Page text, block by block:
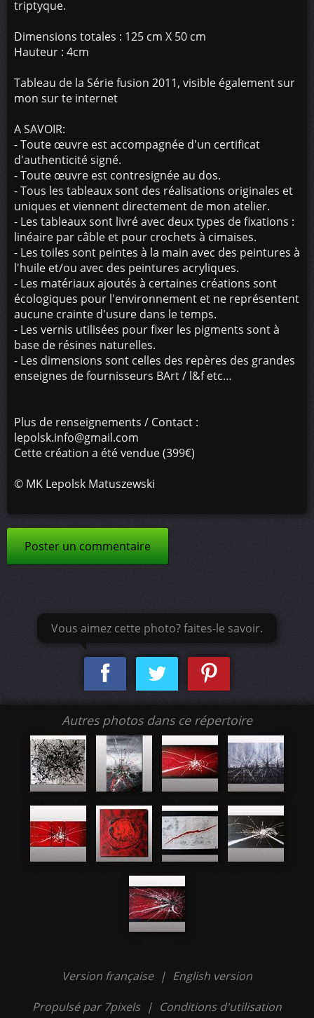
triptyque.
Dimensions totales : 125 cm X 50 cm
Hauteur : 4cm
Tableau de la Série fusion 2011, visible également sur
mon sur te internet
A SAVOIR:
- Toute œuvre est accompagnée d'un certificat
d'authenticité signé.
- Toute œuvre est contresignée au dos.
- Tous les tableaux sont des réalisations originales et
uniques et viennent directement de mon atelier.
- Les tableaux sont livré avec deux types de fixations :
linéaire par câble et pour crochets à cimaises.
- Les toiles sont peintes à la main avec des peintures à
l'huile et/ou avec des peintures acryliques.
- Les matériaux ajoutés à certaines créations sont
écologiques pour l'environnement et ne représentent
aucune crainte d'usure dans le temps.
- Les vernis utilisées pour fixer les pigments sont à
base de résines naturelles.
- Les dimensions sont celles des repères des grandes
enseignes de fournisseurs BArt / l&f etc…
Plus de renseignements / Contact :
lepolsk.info@gmail.com
Cette création a été vendue (399€)
© MK Lepolsk Matuszewski
Poster un commentaire
Vous aimez cette photo? faites-le savoir.
Autres photos dans ce répertoire
Version française | English version
Propulsé par 7pixels | Conditions d'utilisation